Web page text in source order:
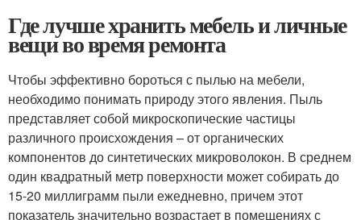
Где лучше хранить мебель и личные
вещи во время ремонта
Чтобы эффективно бороться с пылью на мебели,
необходимо понимать природу этого явления. Пыль
представляет собой микроскопические частицы
различного происхождения – от органических
компонентов до синтетических микроволокон. В среднем
один квадратный метр поверхности может собирать до
15-20 миллиграмм пыли ежедневно, причем этот
показатель значительно возрастает в помещениях с